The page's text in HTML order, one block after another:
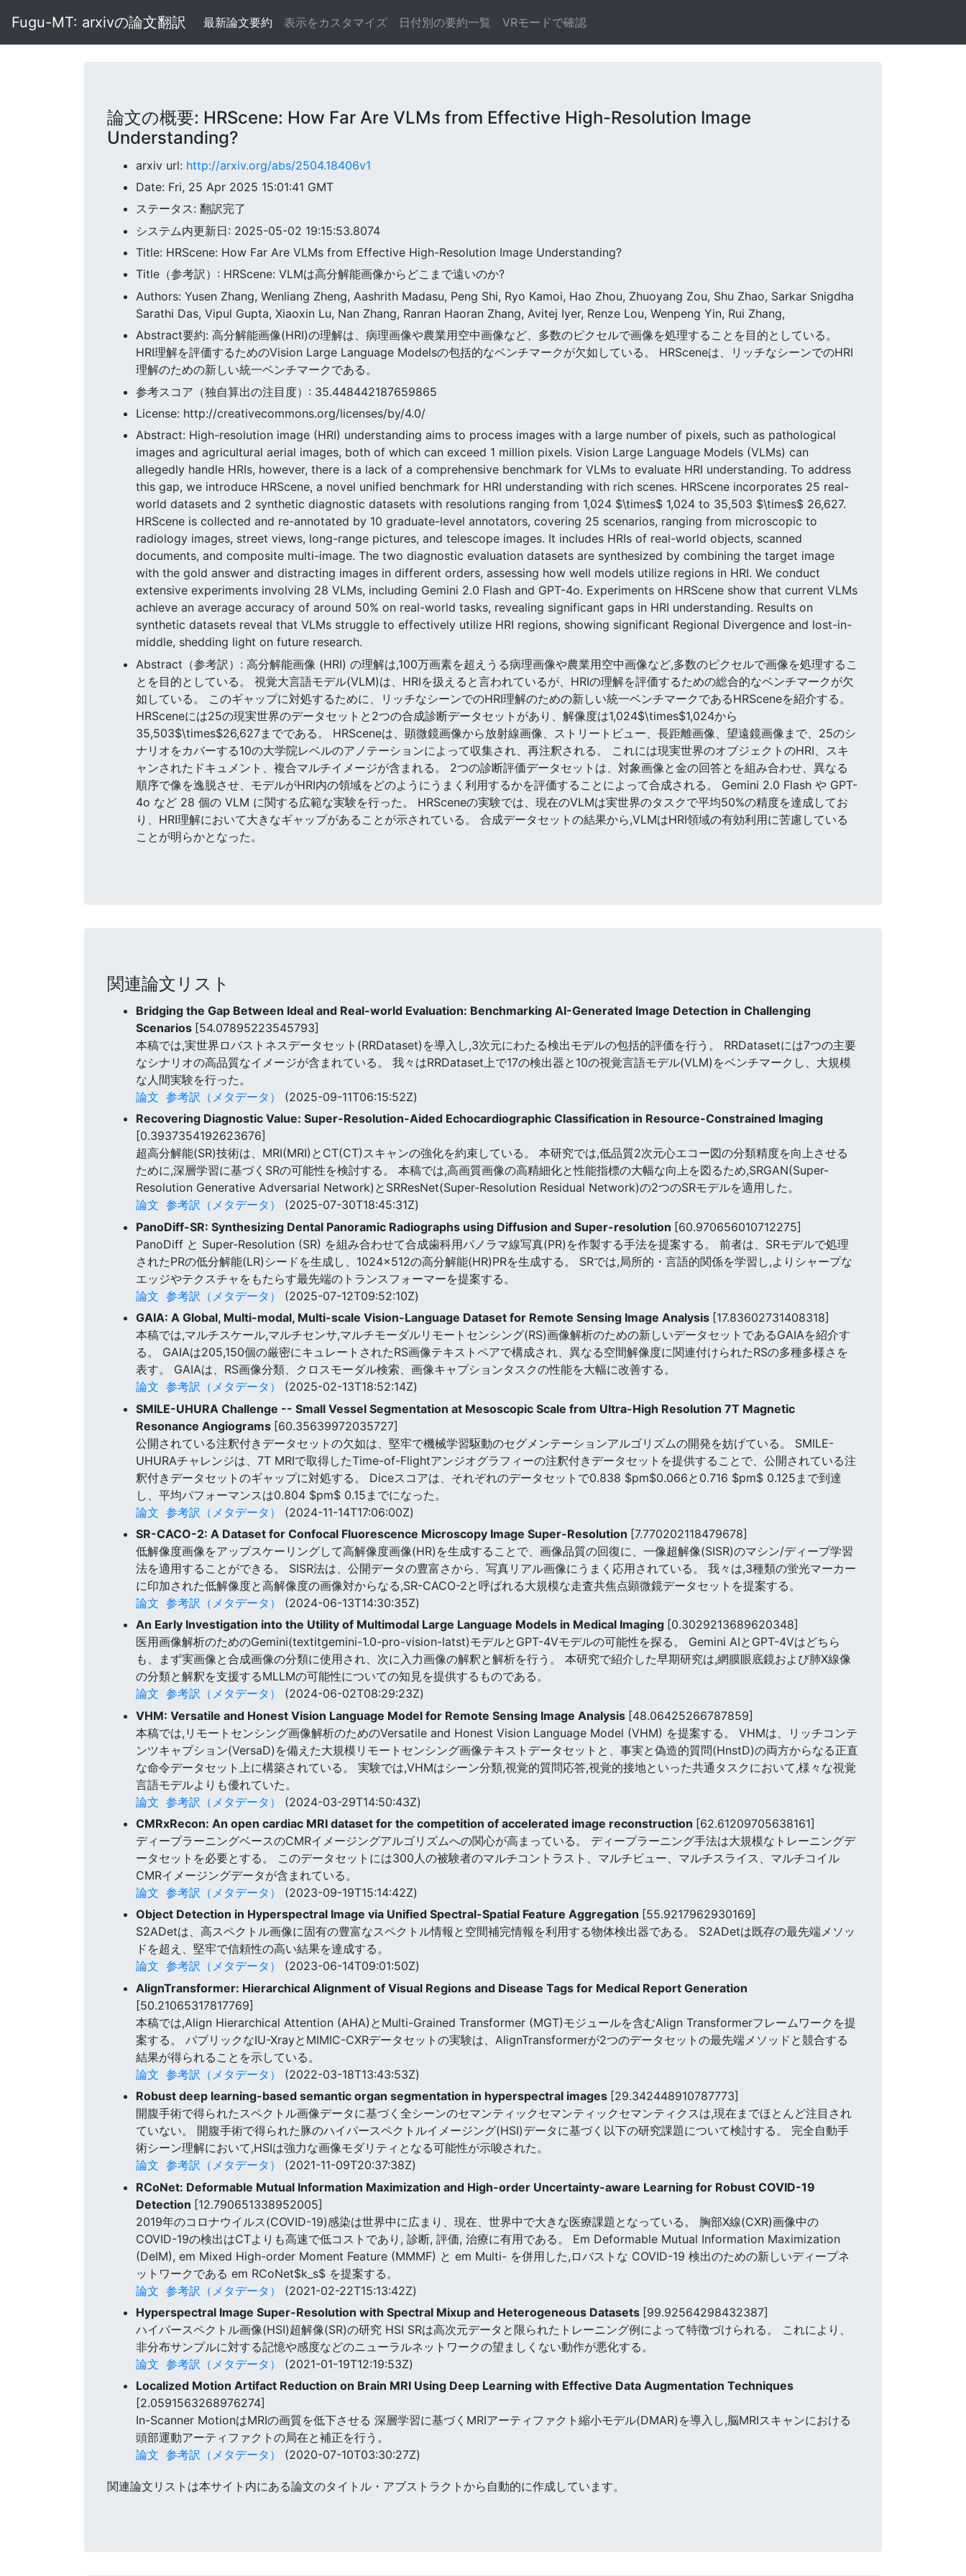
Fugu-MT: arxivの論文翻訳 最新論文要約 表示をカスタマイズ 日付別の要約一覧 VRモードで確認
論文の概要: HRScene: How Far Are VLMs from Effective High-Resolution Image
Understanding?
arxiv url: http://arxiv.org/abs/2504.18406v1
Date: Fri, 25 Apr 2025 15:01:41 GMT
ステータス: 翻訳完了
システム内更新日: 2025-05-02 19:15:53.8074
Title: HRScene: How Far Are VLMs from Effective High-Resolution Image Understanding?
Title（参考訳）: HRScene: VLMは高分解能画像からどこまで遠いのか?
Authors: Yusen Zhang, Wenliang Zheng, Aashrith Madasu, Peng Shi, Ryo Kamoi, Hao Zhou, Zhuoyang Zou, Shu Zhao, Sarkar Snigdha
Sarathi Das, Vipul Gupta, Xiaoxin Lu, Nan Zhang, Ranran Haoran Zhang, Avitej Iyer, Renze Lou, Wenpeng Yin, Rui Zhang,
Abstract要約: 高分解能画像(HRI)の理解は、病理画像や農業用空中画像など、多数のピクセルで画像を処理することを目的としている。
HRI理解を評価するためのVision Large Language Modelsの包括的なベンチマークが欠如している。 HRSceneは、リッチなシーンでのHRI
理解のための新しい統一ベンチマークである。
参考スコア（独自算出の注目度）: 35.448442187659865
License: http://creativecommons.org/licenses/by/4.0/
Abstract: High-resolution image (HRI) understanding aims to process images with a large number of pixels, such as pathological
images and agricultural aerial images, both of which can exceed 1 million pixels. Vision Large Language Models (VLMs) can
allegedly handle HRIs, however, there is a lack of a comprehensive benchmark for VLMs to evaluate HRI understanding. To address
this gap, we introduce HRScene, a novel unified benchmark for HRI understanding with rich scenes. HRScene incorporates 25 real-
world datasets and 2 synthetic diagnostic datasets with resolutions ranging from 1,024 $\times$ 1,024 to 35,503 $\times$ 26,627.
HRScene is collected and re-annotated by 10 graduate-level annotators, covering 25 scenarios, ranging from microscopic to
radiology images, street views, long-range pictures, and telescope images. It includes HRIs of real-world objects, scanned
documents, and composite multi-image. The two diagnostic evaluation datasets are synthesized by combining the target image
with the gold answer and distracting images in different orders, assessing how well models utilize regions in HRI. We conduct
extensive experiments involving 28 VLMs, including Gemini 2.0 Flash and GPT-4o. Experiments on HRScene show that current VLMs
achieve an average accuracy of around 50% on real-world tasks, revealing significant gaps in HRI understanding. Results on
synthetic datasets reveal that VLMs struggle to effectively utilize HRI regions, showing significant Regional Divergence and lost-in-
middle, shedding light on future research.
Abstract（参考訳）: 高分解能画像 (HRI) の理解は,100万画素を超えうる病理画像や農業用空中画像など,多数のピクセルで画像を処理するこ
とを目的としている。 視覚大言語モデル(VLM)は、HRIを扱えると言われているが、HRIの理解を評価するための総合的なベンチマークが欠
如している。 このギャップに対処するために、リッチなシーンでのHRI理解のための新しい統一ベンチマークであるHRSceneを紹介する。
HRSceneには25の現実世界のデータセットと2つの合成診断データセットがあり、解像度は1,024$\times$1,024から
35,503$\times$26,627までである。 HRSceneは、顕微鏡画像から放射線画像、ストリートビュー、長距離画像、望遠鏡画像まで、25のシ
ナリオをカバーする10の大学院レベルのアノテーションによって収集され、再注釈される。 これには現実世界のオブジェクトのHRI、スキ
ャンされたドキュメント、複合マルチイメージが含まれる。 2つの診断評価データセットは、対象画像と金の回答とを組み合わせ、異なる
順序で像を逸脱させ、モデルがHRI内の領域をどのようにうまく利用するかを評価することによって合成される。 Gemini 2.0 Flash や GPT-
4o など 28 個の VLM に関する広範な実験を行った。 HRSceneの実験では、現在のVLMは実世界のタスクで平均50%の精度を達成してお
り、HRI理解において大きなギャップがあることが示されている。 合成データセットの結果から,VLMはHRI領域の有効利用に苦慮している
ことが明らかとなった。
関連論文リスト
Bridging the Gap Between Ideal and Real-world Evaluation: Benchmarking AI-Generated Image Detection in Challenging
Scenarios [54.07895223545793]
本稿では,実世界ロバストネスデータセット(RRDataset)を導入し,3次元にわたる検出モデルの包括的評価を行う。 RRDatasetには7つの主要
なシナリオの高品質なイメージが含まれている。 我々はRRDataset上で17の検出器と10の視覚言語モデル(VLM)をベンチマークし、大規模
な人間実験を行った。
論文 参考訳（メタデータ）
(2025-09-11T06:15:52Z)
Recovering Diagnostic Value: Super-Resolution-Aided Echocardiographic Classification in Resource-Constrained Imaging
[0.3937354192623676]
超高分解能(SR)技術は、MRI(MRI)とCT(CT)スキャンの強化を約束している。 本研究では,低品質2次元心エコー図の分類精度を向上させる
ために,深層学習に基づくSRの可能性を検討する。 本稿では,高画質画像の高精細化と性能指標の大幅な向上を図るため,SRGAN(Super-
Resolution Generative Adversarial Network)とSRResNet(Super-Resolution Residual Network)の2つのSRモデルを適用した。
論文 参考訳（メタデータ）
(2025-07-30T18:45:31Z)
PanoDiff-SR: Synthesizing Dental Panoramic Radiographs using Diffusion and Super-resolution [60.970656010712275]
PanoDiff と Super-Resolution (SR) を組み合わせて合成歯科用パノラマ線写真(PR)を作製する手法を提案する。 前者は、SRモデルで処理
されたPRの低分解能(LR)シードを生成し、1024×512の高分解能(HR)PRを生成する。 SRでは,局所的・言語的関係を学習し,よりシャープな
エッジやテクスチャをもたらす最先端のトランスフォーマーを提案する。
論文 参考訳（メタデータ）
(2025-07-12T09:52:10Z)
GAIA: A Global, Multi-modal, Multi-scale Vision-Language Dataset for Remote Sensing Image Analysis [17.83602731408318]
本稿では,マルチスケール,マルチセンサ,マルチモーダルリモートセンシング(RS)画像解析のための新しいデータセットであるGAIAを紹介す
る。 GAIAは205,150個の厳密にキュレートされたRS画像テキストペアで構成され、異なる空間解像度に関連付けられたRSの多種多様さを
表す。 GAIAは、RS画像分類、クロスモーダル検索、画像キャプションタスクの性能を大幅に改善する。
論文 参考訳（メタデータ）
(2025-02-13T18:52:14Z)
SMILE-UHURA Challenge -- Small Vessel Segmentation at Mesoscopic Scale from Ultra-High Resolution 7T Magnetic
Resonance Angiograms [60.35639972035727]
公開されている注釈付きデータセットの欠如は、堅牢で機械学習駆動のセグメンテーションアルゴリズムの開発を妨げている。 SMILE-
UHURAチャレンジは、7T MRIで取得したTime-of-Flightアンジオグラフィーの注釈付きデータセットを提供することで、公開されている注
釈付きデータセットのギャップに対処する。 Diceスコアは、それぞれのデータセットで0.838 $pm$0.066と0.716 $pm$ 0.125まで到達
し、平均パフォーマンスは0.804 $pm$ 0.15までになった。
論文 参考訳（メタデータ）
(2024-11-14T17:06:00Z)
SR-CACO-2: A Dataset for Confocal Fluorescence Microscopy Image Super-Resolution [7.770202118479678]
低解像度画像をアップスケーリングして高解像度画像(HR)を生成することで、画像品質の回復に、一像超解像(SISR)のマシン/ディープ学習
法を適用することができる。 SISR法は、公開データの豊富さから、写真リアル画像にうまく応用されている。 我々は,3種類の蛍光マーカー
に印加された低解像度と高解像度の画像対からなる,SR-CACO-2と呼ばれる大規模な走査共焦点顕微鏡データセットを提案する。
論文 参考訳（メタデータ）
(2024-06-13T14:30:35Z)
An Early Investigation into the Utility of Multimodal Large Language Models in Medical Imaging [0.3029213689620348]
医用画像解析のためのGemini(textitgemini-1.0-pro-vision-latst)モデルとGPT-4Vモデルの可能性を探る。 Gemini AIとGPT-4Vはどちら
も、まず実画像と合成画像の分類に使用され、次に入力画像の解釈と解析を行う。 本研究で紹介した早期研究は,網膜眼底鏡および肺X線像
の分類と解釈を支援するMLLMの可能性についての知見を提供するものである。
論文 参考訳（メタデータ）
(2024-06-02T08:29:23Z)
VHM: Versatile and Honest Vision Language Model for Remote Sensing Image Analysis [48.06425266787859]
本稿では,リモートセンシング画像解析のためのVersatile and Honest Vision Language Model (VHM) を提案する。 VHMは、リッチコンテ
ンツキャプション(VersaD)を備えた大規模リモートセンシング画像テキストデータセットと、事実と偽造的質問(HnstD)の両方からなる正直
な命令データセット上に構築されている。 実験では,VHMはシーン分類,視覚的質問応答,視覚的接地といった共通タスクにおいて,様々な視覚
言語モデルよりも優れていた。
論文 参考訳（メタデータ）
(2024-03-29T14:50:43Z)
CMRxRecon: An open cardiac MRI dataset for the competition of accelerated image reconstruction [62.61209705638161]
ディープラーニングベースのCMRイメージングアルゴリズムへの関心が高まっている。 ディープラーニング手法は大規模なトレーニングデ
ータセットを必要とする。 このデータセットには300人の被験者のマルチコントラスト、マルチビュー、マルチスライス、マルチコイル
CMRイメージングデータが含まれている。
論文 参考訳（メタデータ）
(2023-09-19T15:14:42Z)
Object Detection in Hyperspectral Image via Unified Spectral-Spatial Feature Aggregation [55.9217962930169]
S2ADetは、高スペクトル画像に固有の豊富なスペクトル情報と空間補完情報を利用する物体検出器である。 S2ADetは既存の最先端メソッ
ドを超え、堅牢で信頼性の高い結果を達成する。
論文 参考訳（メタデータ）
(2023-06-14T09:01:50Z)
AlignTransformer: Hierarchical Alignment of Visual Regions and Disease Tags for Medical Report Generation
[50.21065317817769]
本稿では,Align Hierarchical Attention (AHA)とMulti-Grained Transformer (MGT)モジュールを含むAlign Transformerフレームワークを提
案する。 パブリックなIU-XrayとMIMIC-CXRデータセットの実験は、AlignTransformerが2つのデータセットの最先端メソッドと競合する
結果が得られることを示している。
論文 参考訳（メタデータ）
(2022-03-18T13:43:53Z)
Robust deep learning-based semantic organ segmentation in hyperspectral images [29.342448910787773]
開腹手術で得られたスペクトル画像データに基づく全シーンのセマンティックセマンティックセマンティクスは,現在までほとんど注目され
ていない。 開腹手術で得られた豚のハイパースペクトルイメージング(HSI)データに基づく以下の研究課題について検討する。 完全自動手
術シーン理解において,HSIは強力な画像モダリティとなる可能性が示唆された。
論文 参考訳（メタデータ）
(2021-11-09T20:37:38Z)
RCoNet: Deformable Mutual Information Maximization and High-order Uncertainty-aware Learning for Robust COVID-19
Detection [12.790651338952005]
2019年のコロナウイルス(COVID-19)感染は世界中に広まり、現在、世界中で大きな医療課題となっている。 胸部X線(CXR)画像中の
COVID-19の検出はCTよりも高速で低コストであり, 診断, 評価, 治療に有用である。 Em Deformable Mutual Information Maximization
(DeIM), em Mixed High-order Moment Feature (MMMF) と em Multi- を併用した,ロバストな COVID-19 検出のための新しいディープネ
ットワークである em RCoNet$k_s$ を提案する。
論文 参考訳（メタデータ）
(2021-02-22T15:13:42Z)
Hyperspectral Image Super-Resolution with Spectral Mixup and Heterogeneous Datasets [99.92564298432387]
ハイパースペクトル画像(HSI)超解像(SR)の研究 HSI SRは高次元データと限られたトレーニング例によって特徴づけられる。 これにより、
非分布サンプルに対する記憶や感度などのニューラルネットワークの望ましくない動作が悪化する。
論文 参考訳（メタデータ）
(2021-01-19T12:19:53Z)
Localized Motion Artifact Reduction on Brain MRI Using Deep Learning with Effective Data Augmentation Techniques
[2.0591563268976274]
In-Scanner MotionはMRIの画質を低下させる 深層学習に基づくMRIアーティファクト縮小モデル(DMAR)を導入し,脳MRIスキャンにおける
頭部運動アーティファクトの局在と補正を行う。
論文 参考訳（メタデータ） (2020-07-10T03:30:27Z)
関連論文リストは本サイト内にある論文のタイトル・アブストラクトから自動的に作成しています。